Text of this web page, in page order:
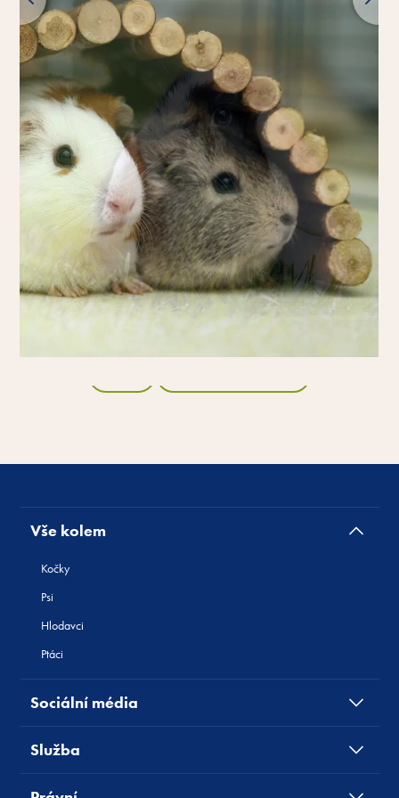
Vše kolem
Kočky
Psi
Hlodavci
Ptáci
Sociální média
Služba